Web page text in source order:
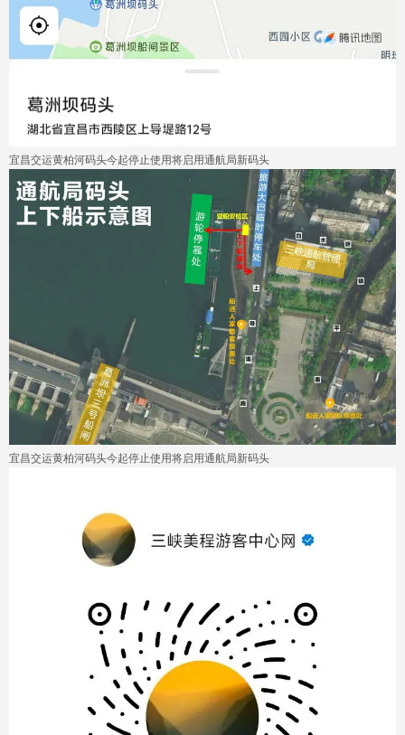
宜昌交运黄柏河码头今起停止使用将启用通航局新码头
宜昌交运黄柏河码头今起停止使用将启用通航局新码头